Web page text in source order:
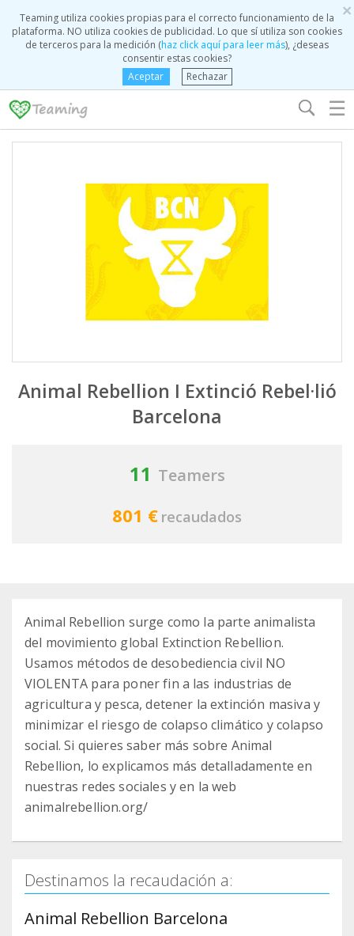
×
Teaming utiliza cookies propias para el correcto funcionamiento de la
plataforma. NO utiliza cookies de publicidad. Lo que sí utiliza son cookies
de terceros para la medición (haz click aquí para leer más), ¿deseas
consentir estas cookies?
Aceptar
Rechazar
☰
Animal Rebellion I Extinció Rebel·lió
Barcelona
11 Teamers
801 € recaudados
Animal Rebellion surge como la parte animalista
del movimiento global Extinction Rebellion.
Usamos métodos de desobediencia civil NO
VIOLENTA para poner fin a las industrias de
agricultura y pesca, detener la extinción masiva y
minimizar el riesgo de colapso climático y colapso
social. Si quieres saber más sobre Animal
Rebellion, lo explicamos más detalladamente en
nuestras redes sociales y en la web
animalrebellion.org/
Destinamos la recaudación a:
Animal Rebellion Barcelona